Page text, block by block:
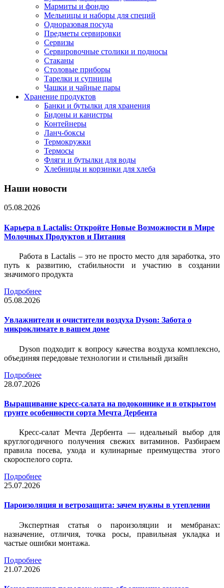
Мармиты и фондю
Мельницы и наборы для специй
Одноразовая посуда
Предметы сервировки
Сервизы
Сервировочные столики и подносы
Стаканы
Столовые приборы
Тарелки и супницы
Чашки и чайные пары
Хранение продуктов
Банки и бутылки для хранения
Бидоны и канистры
Контейнеры
Ланч-боксы
Термокружки
Термосы
Фляги и бутылки для воды
Хлебницы и корзинки для хлеба
Наши новости
05.08.2026
Карьера в Lactalis: Откройте Новые Возможности в Мире
Молочных Продуктов и Питания
Работа в Lactalis – это не просто место для заработка, это
путь к развитию, стабильности и участию в создании
значимого продукта
Подробнее
05.08.2026
Увлажнители и очистители воздуха Dyson: Забота о
микроклимате в вашем доме
Dyson подходит к вопросу качества воздуха комплексно,
объединяя передовые технологии и стильный дизайн
Подробнее
28.07.2026
Выращивание кресс-салата на подоконнике и в открытом
грунте особенности сорта Мечта Дербента
Кресс-салат Мечта Дербента — идеальный выбор для
круглогодичного получения свежих витаминов. Разбираем
правила посева, ухода и кулинарные преимущества этого
скороспелого сорта.
Подробнее
25.07.2026
Пароизоляция и ветрозащита: зачем нужны в утеплении
Экспертная статья о пароизоляции и мембранах:
назначение, отличия, точка росы, правильная укладка и
частые ошибки монтажа.
Подробнее
21.07.2026